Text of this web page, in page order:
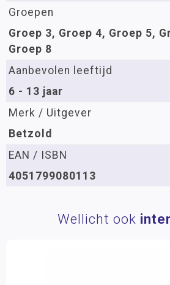
Groepen
Groep 3, Groep 4, Groep 5,
Groep 8
Aanbevolen leeftijd
6 - 13 jaar
Merk / Uitgever
Betzold
EAN / ISBN
4051799080113
Wellicht ook